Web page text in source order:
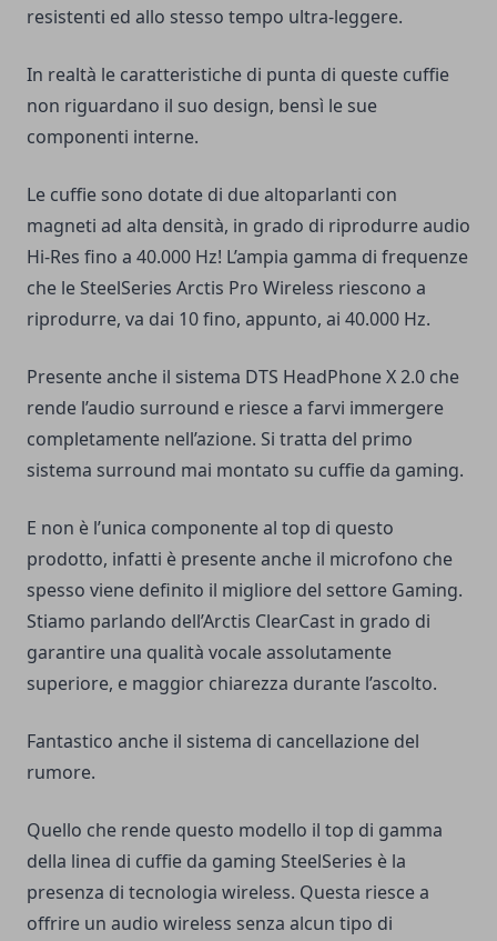
resistenti ed allo stesso tempo ultra-leggere.
In realtà le caratteristiche di punta di queste cuffie
non riguardano il suo design, bensì le sue
componenti interne.
Le cuffie sono dotate di due altoparlanti con
magneti ad alta densità, in grado di riprodurre audio
Hi-Res fino a 40.000 Hz! L’ampia gamma di frequenze
che le SteelSeries Arctis Pro Wireless riescono a
riprodurre, va dai 10 fino, appunto, ai 40.000 Hz.
Presente anche il sistema DTS HeadPhone X 2.0 che
rende l’audio surround e riesce a farvi immergere
completamente nell’azione. Si tratta del primo
sistema surround mai montato su cuffie da gaming.
E non è l’unica componente al top di questo
prodotto, infatti è presente anche il microfono che
spesso viene definito il migliore del settore Gaming.
Stiamo parlando dell’Arctis ClearCast in grado di
garantire una qualità vocale assolutamente
superiore, e maggior chiarezza durante l’ascolto.
Fantastico anche il sistema di cancellazione del
rumore.
Quello che rende questo modello il top di gamma
della linea di cuffie da gaming SteelSeries è la
presenza di tecnologia wireless. Questa riesce a
offrire un audio wireless senza alcun tipo di